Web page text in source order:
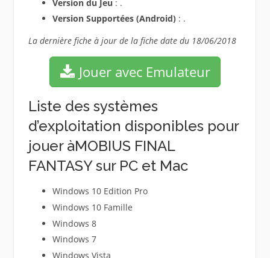
Version du Jeu : .
Version Supportées (Android): .
La dernière fiche à jour de la fiche date du 18/06/2018
Jouer avec Emulateur
Liste des systèmes
d’exploitation disponibles pour
jouer àMOBIUS FINAL
FANTASY sur PC et Mac
Windows 10 Edition Pro
Windows 10 Famille
Windows 8
Windows 7
Windows Vista